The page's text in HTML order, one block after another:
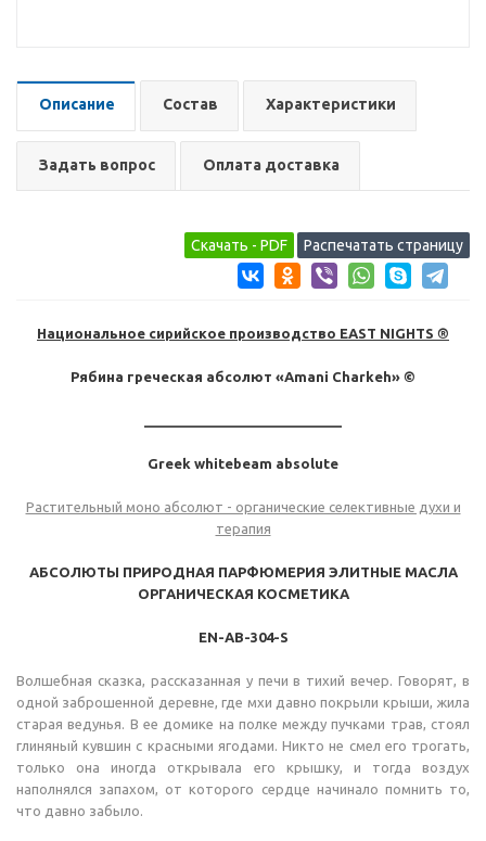
Описание Состав Характеристики
Задать вопрос Оплата доставка
Национальное сирийское производство EAST NIGHTS ®
Рябина греческая абсолют «Amani Charkeh» ©
Greek whitebeam absolute
Растительный моно абсолют - органические селективные духи и
терапия
АБСОЛЮТЫ ПРИРОДНАЯ ПАРФЮМЕРИЯ ЭЛИТНЫЕ МАСЛА
ОРГАНИЧЕСКАЯ КОСМЕТИКА
EN-AB-304-S
Волшебная сказка, рассказанная у печи в тихий вечер. Говорят, в
одной заброшенной деревне, где мхи давно покрыли крыши, жила
старая ведунья. В ее домике на полке между пучками трав, стоял
глиняный кувшин с красными ягодами. Никто не смел его трогать,
только она иногда открывала его крышку, и тогда воздух
наполнялся запахом, от которого сердце начинало помнить то,
что давно забыло.